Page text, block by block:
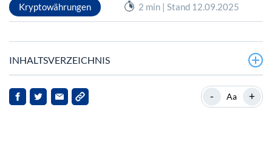
Kryptowährungen 2 min | Stand 12.09.2025
INHALTSVERZEICHNIS
Aktuelle Marktposition von Shiba Inu
- Aa +